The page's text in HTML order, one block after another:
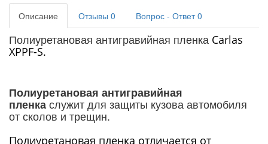
Описание Отзывы 0 Вопрос - Ответ0
Полиуретановая антигравийная пленка Carlas
XPPF-S.
Полиуретановая антигравийная
пленка служит для защиты кузова автомобиля
от сколов и трещин.
Полиуретановая пленка отличается от